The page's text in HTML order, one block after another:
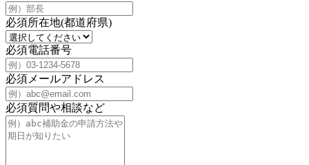
必須所在地(都道府県)
必須電話番号
必須 メールアドレス
必須質問や相談など